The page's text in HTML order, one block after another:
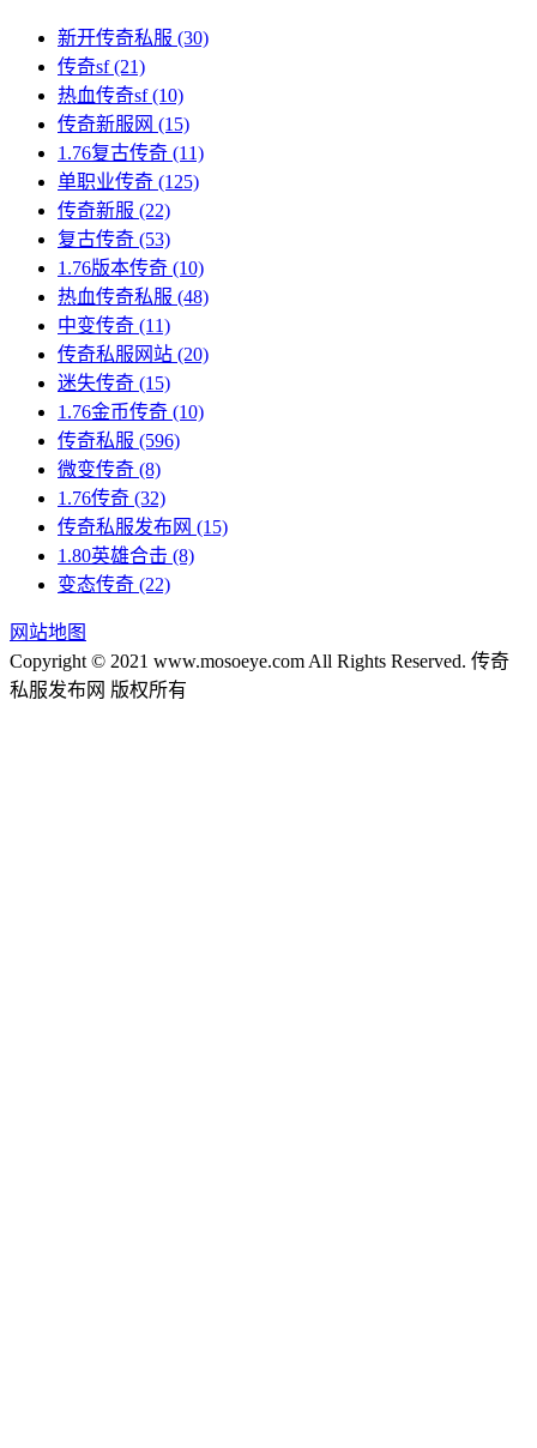
新开传奇私服 (30)
传奇sf(21)
热血传奇sf(10)
传奇新服网 (15)
1.76复古传奇 (11)
单职业传奇 (125)
传奇新服 (22)
复古传奇 (53)
1.76版本传奇 (10)
热血传奇私服 (48)
中变传奇 (11)
传奇私服网站 (20)
迷失传奇 (15)
1.76金币传奇 (10)
传奇私服 (596)
微变传奇 (8)
1.76传奇 (32)
传奇私服发布网 (15)
1.80英雄合击 (8)
变态传奇 (22)
网站地图
Copyright © 2021 www.mosoeye.com All Rights Reserved. 传奇
私服发布网 版权所有